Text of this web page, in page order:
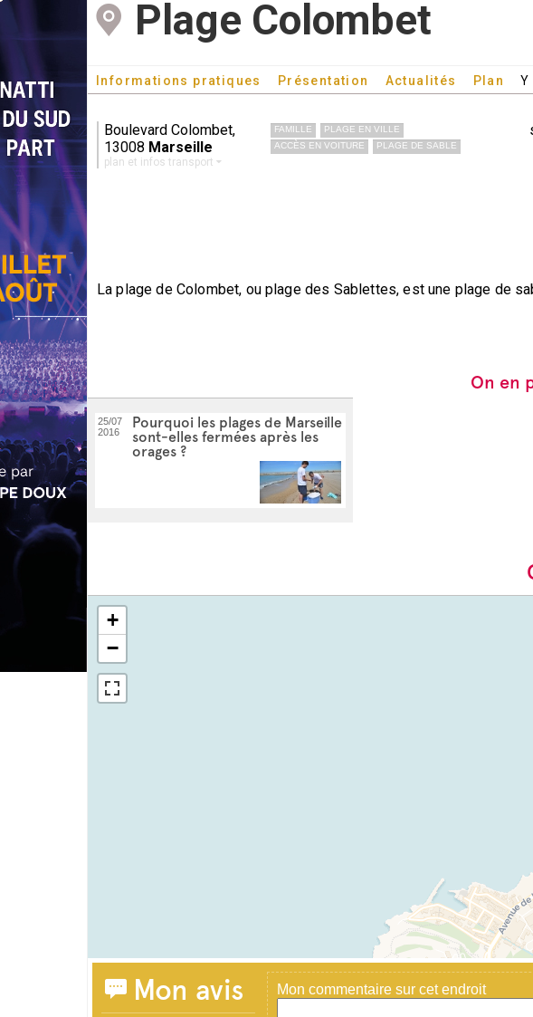
Plage Colombet
Informations pratiques Présentation Actualités Plan Y
Boulevard Colombet,
13008 Marseille
plan et infos transport
FAMILLE
PLAGE EN VILLE
ACCÈS EN VOITURE
PLAGE DE SABLE
La plage de Colombet, ou plage des Sablettes, est une plage de
On en
25/07
2016
Pourquoi les plages de Marseille
sont-elles fermées après les
orages ?
+
−
Mon avis Mon commentaire sur cet endroit